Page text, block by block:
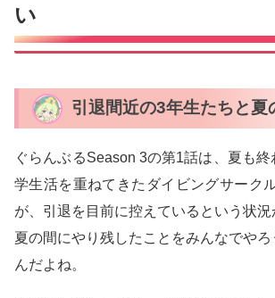
い
引退間近の3年生たちと夏
ぐらんぶるSeason 3の第1話は、夏も
学生活を重ねてきたダイビングサーク
が、引退を目前に控えているという状況
夏の間にやり残したことをみんなでや
んだよね。